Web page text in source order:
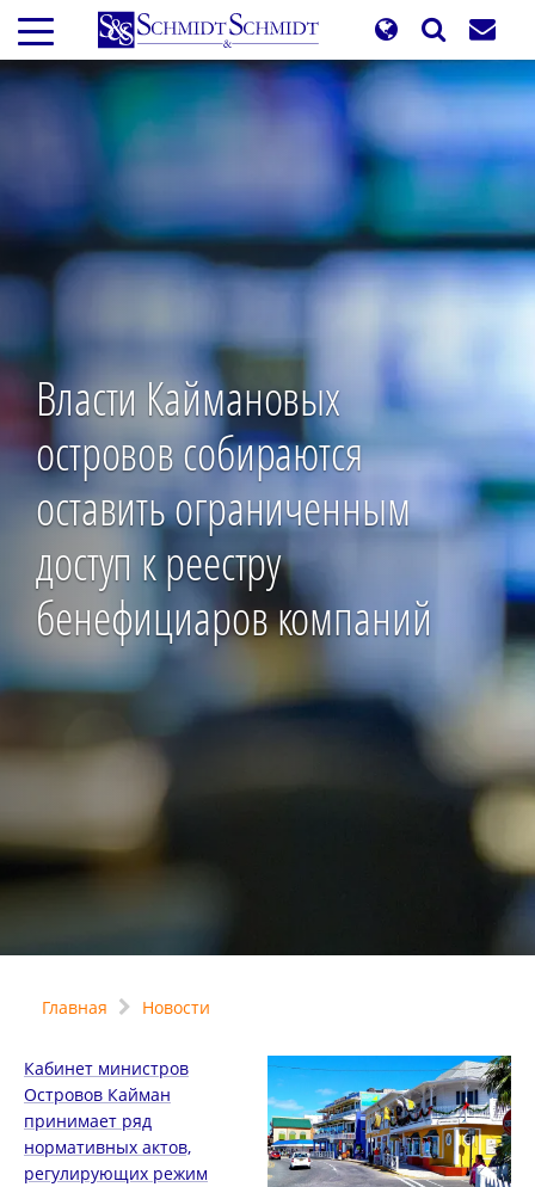
Перейти
основному
содержанию
Власти Каймановых
островов собираются
оставить ограниченным
доступ к реестру
бенефициаров компаний
Главная Новости
Кабинет министров
Островов Кайман
принимает ряд
нормативных актов,
регулирующих режим